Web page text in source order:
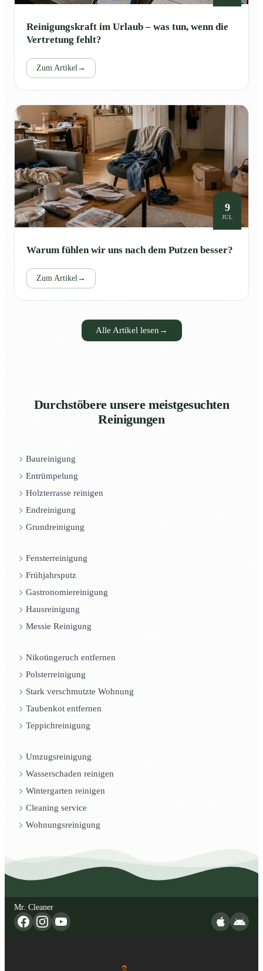
Reinigungskraft im Urlaub – was tun, wenn die
Vertretung fehlt?
Zum Artikel→
9
JUL
Warum fühlen wir uns nach dem Putzen besser?
Zum Artikel→
Alle Artikel lesen →
Durchstöbere unsere meistgesuchten
Reinigungen
Baureinigung
Entrümpelung
Holzterrasse reinigen
Endreinigung
Grundreinigung
Fensterreinigung
Frühjahrsputz
Gastronomiereinigung
Hausreinigung
Messie Reinigung
Nikotingeruch entfernen
Polsterreinigung
Stark verschmutzte Wohnung
Taubenkot entfernen
Teppichreinigung
Umzugsreinigung
Wasserschaden reinigen
Wintergarten reinigen
Cleaning service
Wohnungsreinigung
Mr. Cleaner